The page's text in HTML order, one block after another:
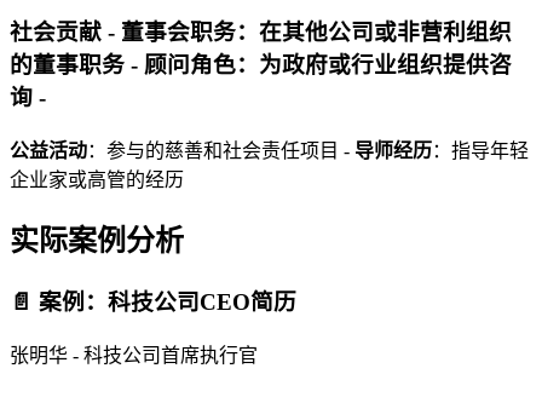
社会贡献 - 董事会职务：在其他公司或非营利组织
的董事职务 - 顾问角色：为政府或行业组织提供咨
询 -
公益活动：参与的慈善和社会责任项目 - 导师经历：指导年轻
企业家或高管的经历
实际案例分析
📄 案例：科技公司CEO简历
张明华 - 科技公司首席执行官